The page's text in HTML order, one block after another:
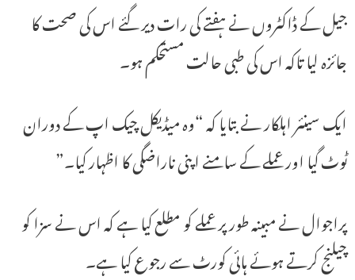
جیل کے ڈاکٹروں نے ہفتے کی رات دیر گئے اس کی صحت کا
جائزہ لیا تاکہ اس کی طبی حالت مستحکم ہو۔
ایک سینئر اہلکار نے بتایا کہ “وہ میڈیکل چیک اپ کے دوران
ٹوٹ گیا اور عملے کے سامنے اپنی ناراضگی کا اظہار کیا۔”
پراجوال نے مبینہ طور پر عملے کو مطلع کیا ہے کہ اس نے سزا کو
چیلنج کرتے ہوئے ہائی کورٹ سے رجوع کیا ہے۔